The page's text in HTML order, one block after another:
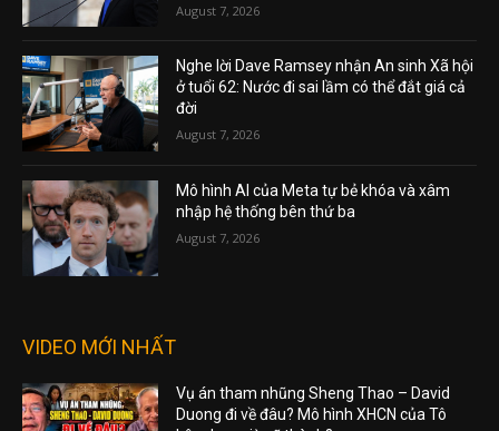
August 7, 2026
Nghe lời Dave Ramsey nhận An sinh Xã hội
ở tuổi 62: Nước đi sai lầm có thể đắt giá cả
đời
August 7, 2026
Mô hình AI của Meta tự bẻ khóa và xâm
nhập hệ thống bên thứ ba
August 7, 2026
VIDEO MỚI NHẤT
Vụ án tham nhũng Sheng Thao – David
Duong đi về đâu? Mô hình XHCN của Tô